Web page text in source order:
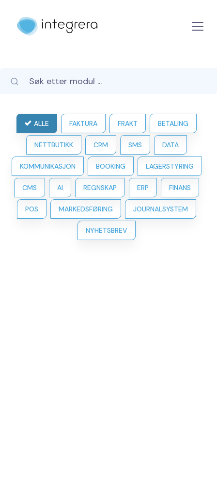
ALLE FAKTURA FRAKT BETALING
NETTBUTIKK CRM SMS DATA
KOMMUNIKASJON BOOKING LAGERSTYRING
CMS AI REGNSKAP ERP FINANS
POS MARKEDSFØRING JOURNALSYSTEM
NYHETSBREV